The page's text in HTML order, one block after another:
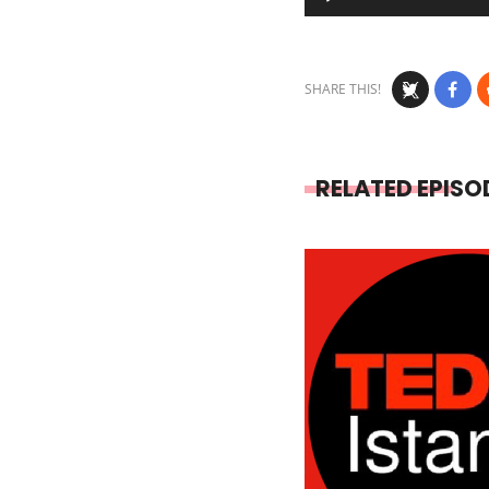
Player
SHARE THIS!
RELATED